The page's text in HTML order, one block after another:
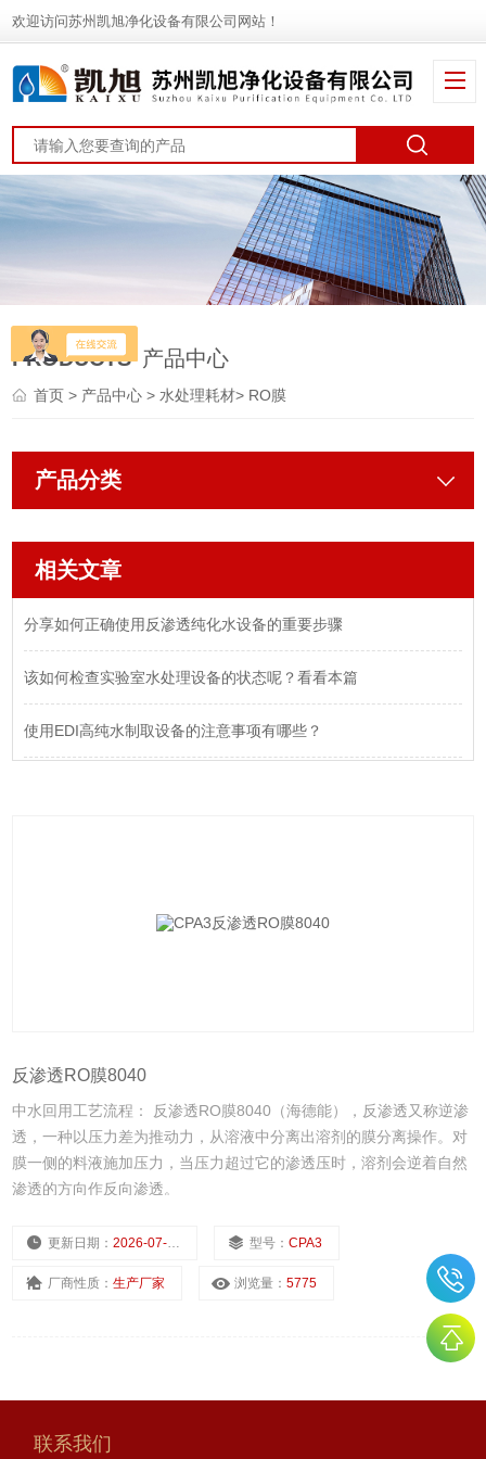
欢迎访问苏州凯旭净化设备有限公司网站！
PRODUCTS 产品中心
首页> 产品中心>水处理耗材> RO膜
产品分类
相关文章
分享如何正确使用反渗透纯化水设备的重要步骤
该如何检查实验室水处理设备的状态呢？看看本篇
使用EDI高纯水制取设备的注意事项有哪些？
反渗透RO膜8040
中水回用工艺流程： 反渗透RO膜8040（海德能），反渗透又称逆渗
透，一种以压力差为推动力，从溶液中分离出溶剂的膜分离操作。对
膜一侧的料液施加压力，当压力超过它的渗透压时，溶剂会逆着自然
渗透的方向作反向渗透。
更新日期：2026-07-08 型号：CPA3
厂商性质：生产厂家 浏览量：5775
联系我们